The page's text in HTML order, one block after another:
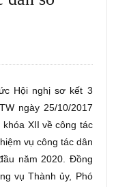
Hội nghị sơ kết 3
ngày 25/10/2017
XII về công tác
vụ công tác dân
năm 2020. Đồng
vụ Thành ủy, Phó